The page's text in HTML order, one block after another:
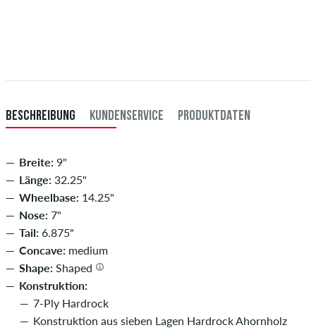
BESCHREIBUNG KUNDENSERVICE PRODUKTDATEN
Breite: 9"
Länge: 32.25"
Wheelbase: 14.25"
Nose: 7"
Tail: 6.875"
Concave: medium
Shape: Shaped
Konstruktion:
7-Ply Hardrock
Konstruktion aus sieben Lagen Hardrock Ahornholz